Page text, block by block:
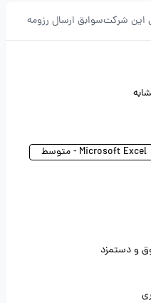
این شرکتسوابق ارسال رزومه
Microsoft Excel - متوسط
و دستمزد